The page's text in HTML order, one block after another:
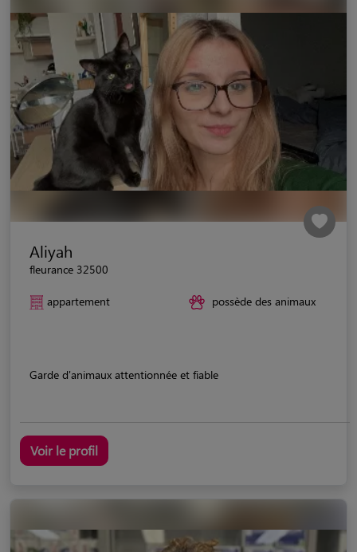
Aliyah
fleurance 32500
appartement possède des animaux
Garde d'animaux attentionnée et fiable
Voir le profil